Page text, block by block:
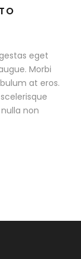
eget
Morbi
at eros.
non